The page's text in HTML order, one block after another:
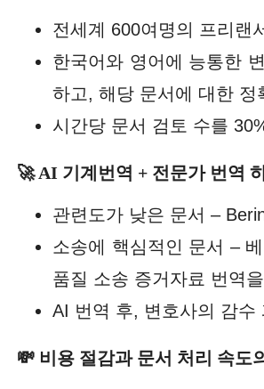
전세계 600여명의 프리랜
한국어와 영어에 능통한
하고, 해당 문서에 대한
시간당 문서 검토 수를
🚀 AI 기계번역 + 전문가 번역
관련도가 낮은 문서 –
소송에 핵심적인 문서 –
품질 소송 증거자료 번역
AI 번역 후, 변호사의 감수
💸 비용 절감과 문서 처리 속도